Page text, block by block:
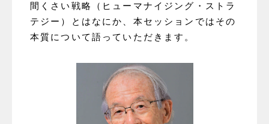
間くさい戦略（ヒューマナイジング・ストラ
テジー）とはなにか、本セッションではその
本質について語っていただきます。